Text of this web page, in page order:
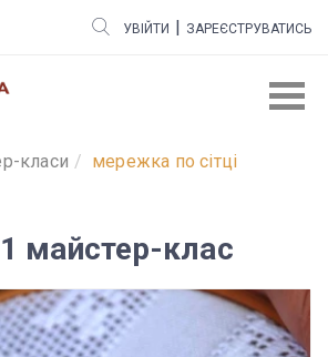
УВІЙТИ | ЗАРЕЄСТРУВАТИСЬ
класи мережка по сітці
майстер-клас